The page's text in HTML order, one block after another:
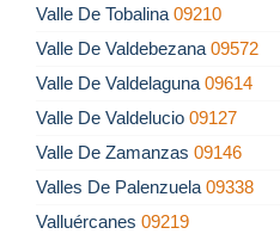
Valle De Tobalina 09210
Valle De Valdebezana 09572
Valle De Valdelaguna 09614
Valle De Valdelucio 09127
Valle De Zamanzas 09146
Valles De Palenzuela 09338
Valluércanes 09219